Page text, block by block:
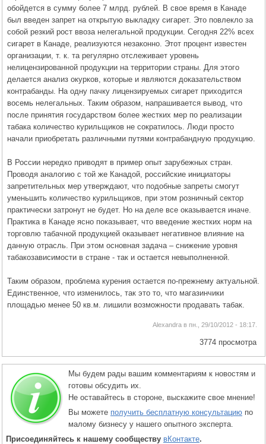
обойдется в сумму более 7 млрд. рублей. В свое время в Канаде
был введен запрет на открытую выкладку сигарет. Это повлекло за
собой резкий рост ввоза нелегальной продукции. Сегодня 22% всех
сигарет в Канаде, реализуются незаконно. Этот процент известен
организации, т. к. та регулярно отслеживает уровень
нелицензированной продукции на территории страны. Для этого
делается анализ окурков, которые и являются доказательством
контрабанды. На одну пачку лицензируемых сигарет приходится
восемь нелегальных. Таким образом, напрашивается вывод, что
после принятия государством более жестких мер по реализации
табака количество курильщиков не сократилось. Люди просто
начали приобретать различными путями контрабандную продукцию.
В России нередко приводят в пример опыт зарубежных стран.
Проводя аналогию с той же Канадой, российские инициаторы
запретительных мер утверждают, что подобные запреты смогут
уменьшить количество курильщиков, при этом розничный сектор
практически затронут не будет. Но на деле все оказывается иначе.
Практика в Канаде ясно показывает, что введение жестких норм на
торговлю табачной продукцией оказывает негативное влияние на
данную отрасль. При этом основная задача – снижение уровня
табакозависимости в стране - так и остается невыполненной.
Таким образом, проблема курения остается по-прежнему актуальной.
Единственное, что изменилось, так это то, что магазинчики
площадью менее 50 кв.м. лишили возможности продавать табак.
Alexandra в пн., 29/10/2012 - 18:17.
3774 просмотра
Мы будем рады вашим комментариям к новостям и
готовы обсудить их.
Не оставайтесь в стороне, выскажите свое мнение!
Вы можете получить бесплатную консультацию по
малому бизнесу у нашего опытного эксперта.
Присоединяйтесь к нашему сообществу вКонтакте.